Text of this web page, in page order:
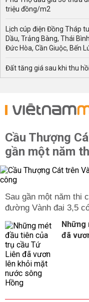
triệu đồng/m2
Lịch cúp điện Đồng Tháp
Dầu, Trảng Bàng, Thái
Đức Hòa, Cần Giuộc, Bến
Đất tăng giá sau khi thu
Cầu Thượng
gần một năm
Sau gần một năm thi
đường Vành đai 3,5
đã